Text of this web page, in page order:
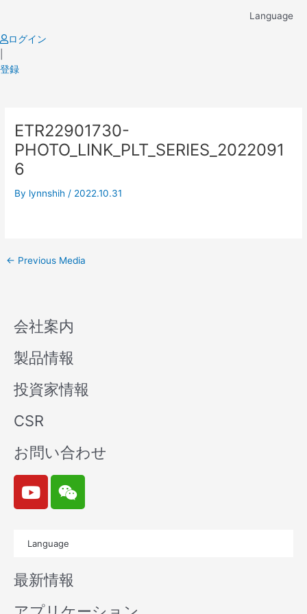
content
Language
ログイン
登録
ETR22901730-
PHOTO_LINK_PLT_SERIES_2022091
6
By lynnshih / 2022.10.31
navigation
← Previous Media
会社案内
製品情報
投資家情報
CSR
お問い合わせ
Y
o
u
b
e
W
e
i
n
Language
最新情報